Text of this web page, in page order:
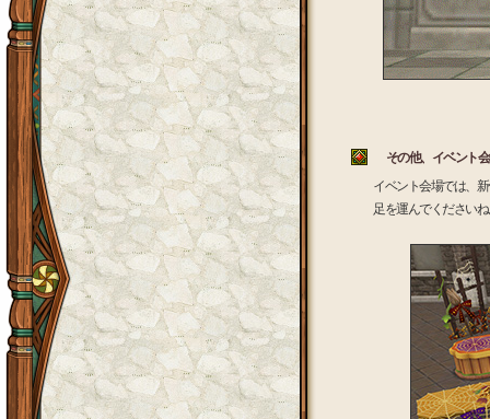
その他、イベント
イベント会場では、
足を運んでください